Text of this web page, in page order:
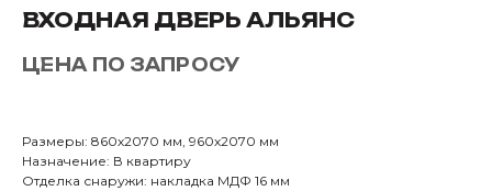
ВХОДНАЯ ДВЕРЬ АЛЬЯНС
ЦЕНА ПО ЗАПРОСУ
Размеры: 860х2070 мм, 960х2070 мм
Назначение: В квартиру
Отделка снаружи: накладка МДФ 16 мм